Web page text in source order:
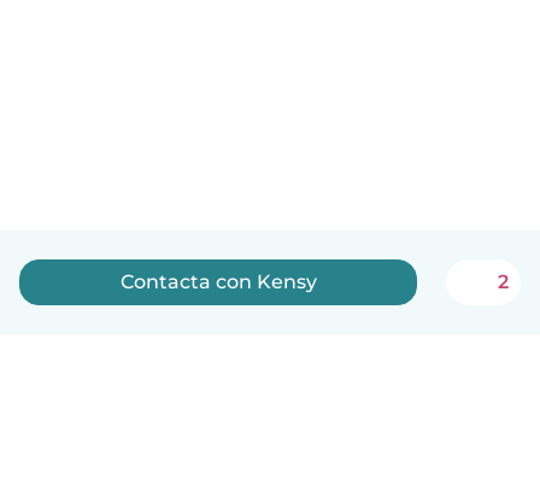
Contacta con Kensy 2